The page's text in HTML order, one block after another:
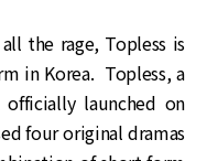
the rage, Topless is
in Korea. Topless, a
launched on
four original dramas